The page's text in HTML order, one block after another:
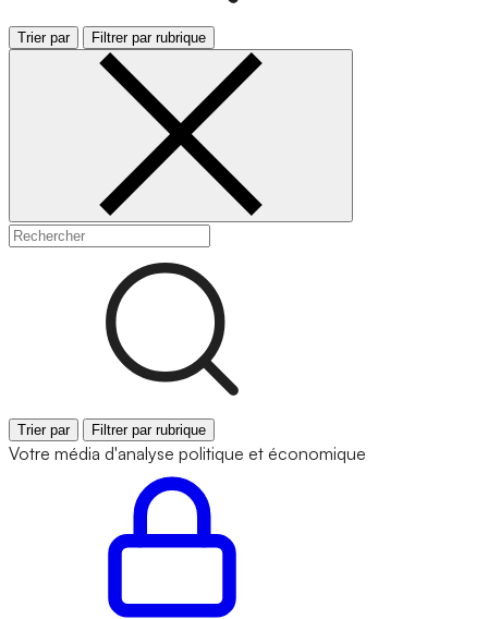
Trier par Filtrer par rubrique
Trier par Filtrer par rubrique
Votre média d'analyse politique et économique